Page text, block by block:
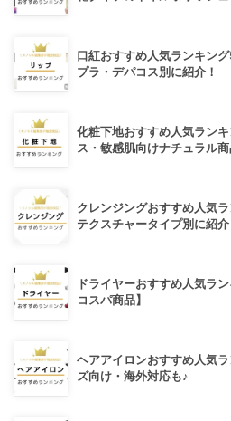
口紅おすすめ人気ランキン
プラ・デパコス別に紹介！
化粧下地おすすめ人気ラン
ス・敏感肌向けナチュラル商
クレンジングおすすめ人気
テクスチャータイプ別に紹介
ドライヤーおすすめ人気ラ
コスパ商品】
ヘアアイロンおすすめ人気
ズ向け・海外対応も♪